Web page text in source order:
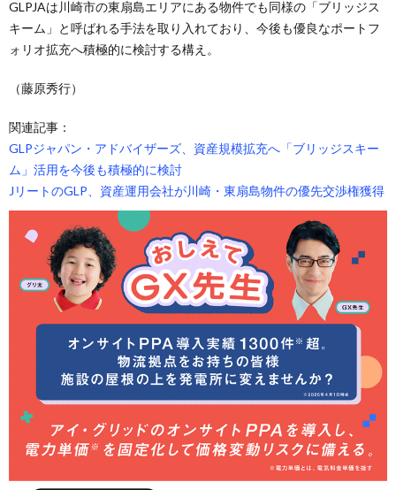
GLPJAは川崎市の東扇島エリアにある物件でも同様の「ブリッジス
キーム」と呼ばれる手法を取り入れており、今後も優良なポートフ
ォリオ拡充へ積極的に検討する構え。
（藤原秀行）
関連記事：
GLPジャパン・アドバイザーズ、資産規模拡充へ「ブリッジスキー
ム」活用を今後も積極的に検討
JリートのGLP、資産運用会社が川崎・東扇島物件の優先交渉権獲得